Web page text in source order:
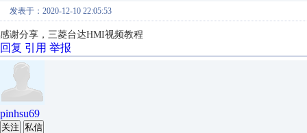
发表于：2020-12-10 22:05:53
感谢分享， 三菱台达HMI视频教程
回复 引用 举报
pinhsu69
关注 私信